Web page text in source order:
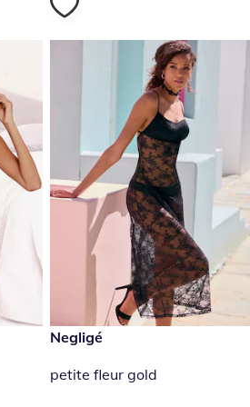
39,99 €
Negligé
petite fleur gold